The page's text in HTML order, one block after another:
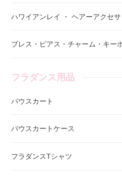
ハワイアンレイ ・ ヘアーアクセ
ブレス・ピアス・チャーム・キー
フラダンス用品
パウスカート
パウスカートケース
フラダンスTシャツ